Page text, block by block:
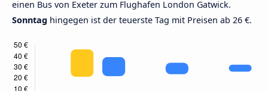
einen Bus von Exeter zum Flughafen London Gatwick.
Sonntag hingegen ist der teuerste Tag mit Preisen ab 26 €.